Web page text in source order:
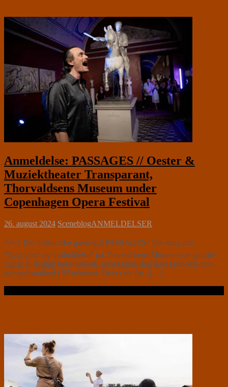
Anmeldelse: PASSAGES // Oester &
Muziektheater Transparant,
Thorvaldsens Museum under
Copenhagen Opera Festival
26. august 2024 SceneblogANMELDELSER
⭐⭐⭐ Det hollandske gæstespil PASSAGES’ lille sang om
”flygtighed og fastholdelse” på Thorvaldsens Museum var ganske
rigtigt et flygtigt bekendtskab, men kunne dog ikke fastholde min
opmærksomhed i 55 minutter. Det er set før –[…]